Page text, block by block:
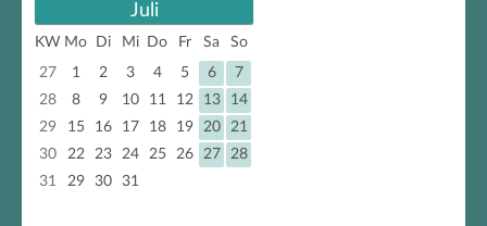
Juli
KW Mo Di Mi Do Fr Sa
So
27
1 2 3 4 5 6
7
28
8 9 10 11 12 13
14
29
15 16 17 18 19 20
21
30
22 23 24 25 26 27
28
31
29 30 31